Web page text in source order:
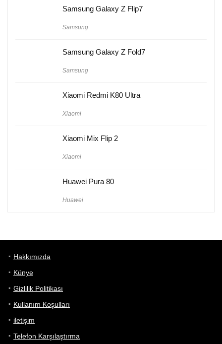
Samsung Galaxy Z Flip7
Samsung
Samsung Galaxy Z Fold7
Samsung
Xiaomi Redmi K80 Ultra
Xiaomi
Xiaomi Mix Flip 2
Xiaomi
Huawei Pura 80
Huawei
Hakkımızda
Künye
Gizlilik Politikası
Kullanım Koşulları
iletişim
Telefon Karşılaştırma